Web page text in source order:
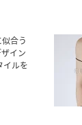
合う
イン
イルを